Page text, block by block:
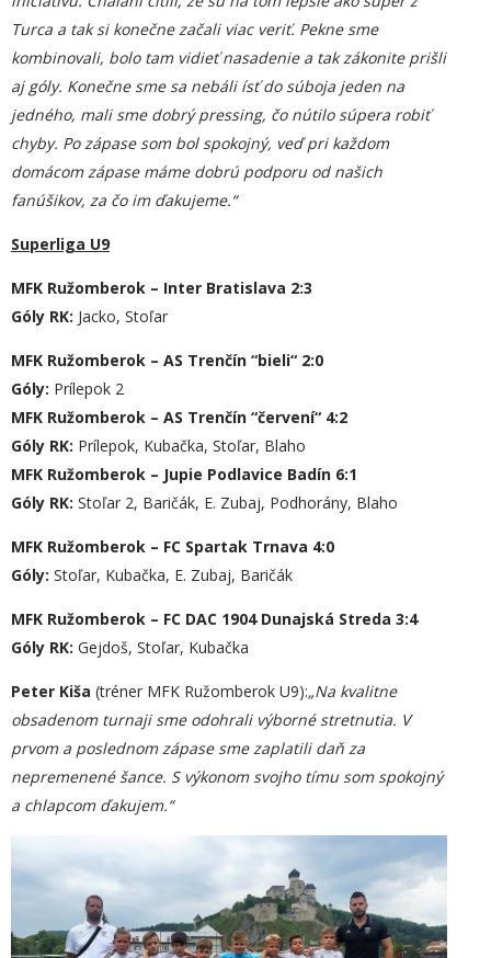
Turca a tak si konečne začali viac veriť. Pekne sme
kombinovali, bolo tam vidieť nasadenie a tak zákonite prišli
aj góly. Konečne sme sa nebáli ísť do súboja jeden na
jedného, mali sme dobrý pressing, čo nútilo súpera robiť
chyby. Po zápase som bol spokojný, veď pri každom
domácom zápase máme dobrú podporu od našich
fanúšikov, za čo im ďakujeme.“
Superliga U9
MFK Ružomberok – Inter Bratislava 2:3
Góly RK: Jacko, Stoľar
MFK Ružomberok – AS Trenčín “bieli“ 2:0
Góly: Prílepok 2
MFK Ružomberok – AS Trenčín “červení“ 4:2
Góly RK: Prílepok, Kubačka, Stoľar, Blaho
MFK Ružomberok – Jupie Podlavice Badín 6:1
Góly RK: Stoľar 2, Baričák, E. Zubaj, Podhorány, Blaho
MFK Ružomberok – FC Spartak Trnava 4:0
Góly: Stoľar, Kubačka, E. Zubaj, Baričák
MFK Ružomberok – FC DAC 1904 Dunajská Streda 3:4
Góly RK: Gejdoš, Stoľar, Kubačka
Peter Kiša (tréner MFK Ružomberok U9):„Na kvalitne
obsadenom turnaji sme odohrali výborné stretnutia. V
prvom a poslednom zápase sme zaplatili daň za
nepremenené šance. Svýkonomsvojho tímu som spokojný
a chlapcom ďakujem.“